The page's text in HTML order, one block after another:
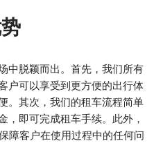
中脱颖而出。首先，我们所有
户可以享受到更方便的出行体
。其次，我们的租车流程简单
，即可完成租车手续。此外，
障客户在使用过程中的任何问